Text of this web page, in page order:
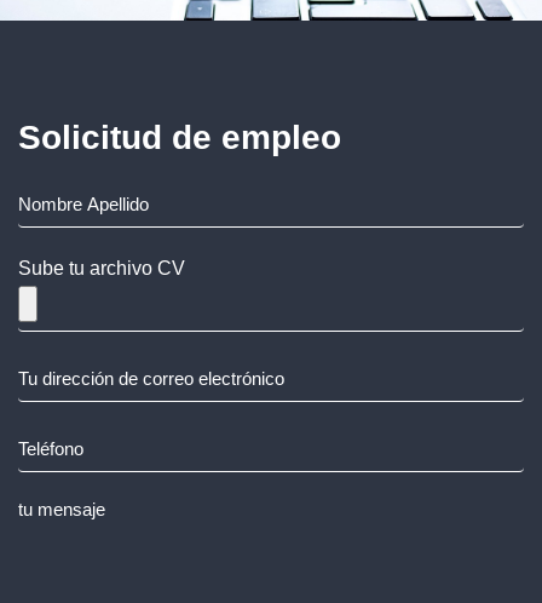
Compañía
Calidad
Medios de comunicación
Solicitud de empleo
Sube tu archivo CV